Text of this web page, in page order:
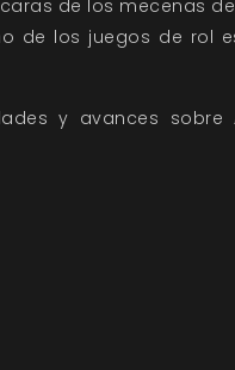
de los mecenas
de los juegos de rol
y avances sobre